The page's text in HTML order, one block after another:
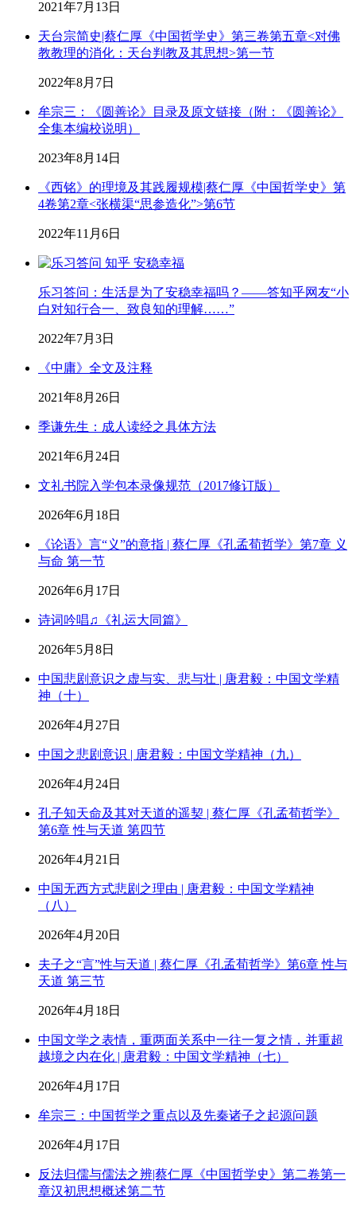
2021年7月13日
天台宗简史|蔡仁厚《中国哲学史》第三卷第五章<对佛
教教理的消化：天台判教及其思想>第一节
2022年8月7日
牟宗三：《圆善论》目录及原文链接（附：《圆善论》
全集本编校说明）
2023年8月14日
《西铭》的理境及其践履规模|蔡仁厚《中国哲学史》第
4卷第2章<张横渠“思参造化”>第6节
2022年11月6日
乐习答问：生活是为了安稳幸福吗？——答知乎网友“小
白对知行合一、致良知的理解……”
2022年7月3日
《中庸》全文及注释
2021年8月26日
季谦先生：成人读经之具体方法
2021年6月24日
文礼书院入学包本录像规范（2017修订版）
2026年6月18日
《论语》言“义”的意指 | 蔡仁厚《孔孟荀哲学》第7章 义
与命 第一节
2026年6月17日
诗词吟唱♫《礼运大同篇》
2026年5月8日
中国悲剧意识之虚与实、悲与壮 | 唐君毅：中国文学精
神（十）
2026年4月27日
中国之悲剧意识 | 唐君毅：中国文学精神（九）
2026年4月24日
孔子知天命及其对天道的遥契 | 蔡仁厚《孔孟荀哲学》
第6章 性与天道 第四节
2026年4月21日
中国无西方式悲剧之理由 | 唐君毅：中国文学精神
（八）
2026年4月20日
夫子之“言”性与天道 | 蔡仁厚《孔孟荀哲学》第6章 性与
天道 第三节
2026年4月18日
中国文学之表情，重两面关系中一往一复之情，并重超
越境之内在化 | 唐君毅：中国文学精神（七）
2026年4月17日
牟宗三：中国哲学之重点以及先秦诸子之起源问题
2026年4月17日
反法归儒与儒法之辨|蔡仁厚《中国哲学史》第二卷第一
章汉初思想概述第二节